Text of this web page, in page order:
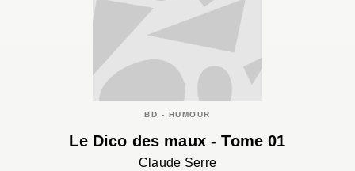
BD - HUMOUR
Le Dico des maux - Tome 01
Claude Serre